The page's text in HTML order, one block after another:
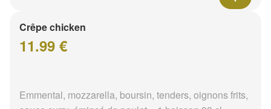
Crêpe chicken
11.99 €
Emmental, mozzarella, boursin, tenders, oignons frits,